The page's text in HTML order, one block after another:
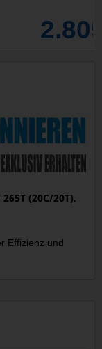
(20C/20T),
Effizienz und